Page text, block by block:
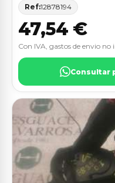
Ref:12878194
47,54 €
Con IVA, gastos de envio no
Consultar